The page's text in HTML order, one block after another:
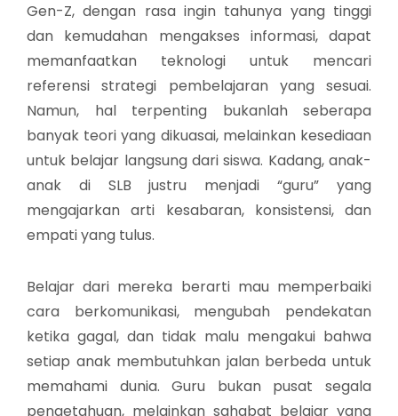
Gen-Z, dengan rasa ingin tahunya yang tinggi
dan kemudahan mengakses informasi, dapat
memanfaatkan teknologi untuk mencari
referensi strategi pembelajaran yang sesuai.
Namun, hal terpenting bukanlah seberapa
banyak teori yang dikuasai, melainkan kesediaan
untuk belajar langsung dari siswa. Kadang, anak-
anak di SLB justru menjadi “guru” yang
mengajarkan arti kesabaran, konsistensi, dan
empati yang tulus.
Belajar dari mereka berarti mau memperbaiki
cara berkomunikasi, mengubah pendekatan
ketika gagal, dan tidak malu mengakui bahwa
setiap anak membutuhkan jalan berbeda untuk
memahami dunia. Guru bukan pusat segala
pengetahuan, melainkan sahabat belajar yang